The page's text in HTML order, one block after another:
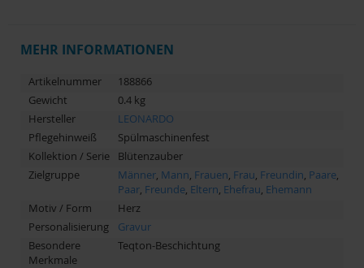
MEHR INFORMATIONEN
Artikelnummer
188866
Gewicht
0.4 kg
Hersteller
LEONARDO
Pflegehinweiß
Spülmaschinenfest
Kollektion / Serie
Blütenzauber
Zielgruppe
Männer, Mann, Frauen, Frau, Freundin, Paare,
Paar, Freunde, Eltern, Ehefrau, Ehemann
Motiv / Form
Herz
Personalisierung
Gravur
Besondere
Merkmale
Teqton-Beschichtung